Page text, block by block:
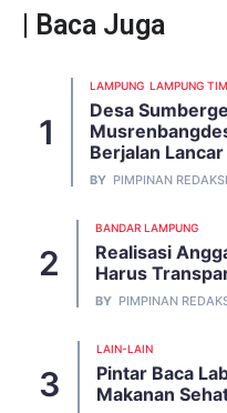
| Baca Juga
LAMPUNG LAMPUNG
Desa
Berjalan Lancar
BY PIMPINAN REDAKSI
BANDAR LAMPUNG
Realisasi
Harus
BY PIMPINAN
LAIN-LAIN
Pintar Baca
Makanan